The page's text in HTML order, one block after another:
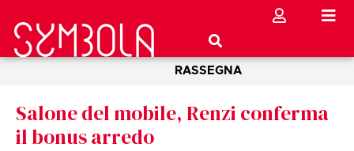
RASSEGNA
Salone del mobile, Renzi conferma
il bonus arredo